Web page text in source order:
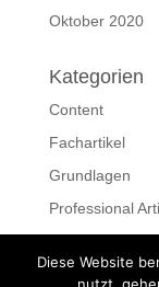
Oktober 2020
Kategorien
Content
Fachartikel
Grundlagen
Professional
Schreiben
Diese Website